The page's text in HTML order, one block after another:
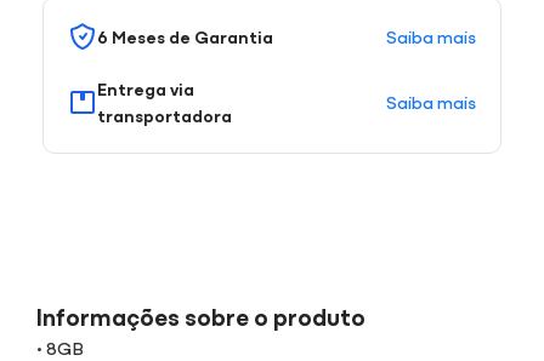
6 Meses de Garantia Saiba mais
Entrega via
transportadora
Saiba mais
Informações sobre o produto
• 8GB